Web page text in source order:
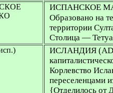
ИСПАНСКОЕ
Образовано на
территории
Столица —
ИСЛАНДИЯ
Корлевство
переселенцами
{Отделилось от